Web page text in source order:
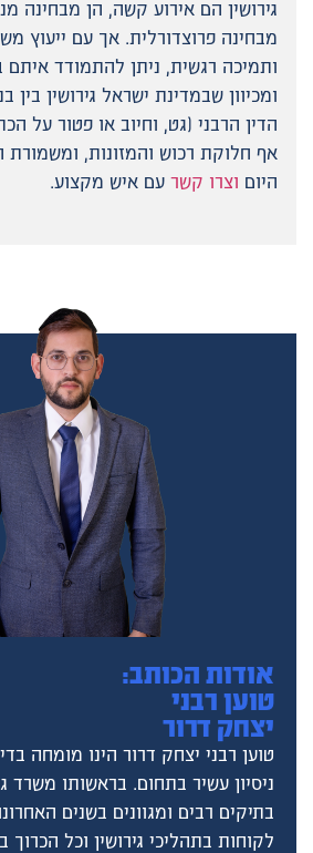
גירושין הם אירוע קשה, הן מבחינה
מבחינה פרוצדורלית. אך עם ייעוץ
ותמיכה רגשית, ניתן להתמודד איתם
ומכיוון שבמדינת ישראל גירושין בין
הדין הרבני (גט, וחיוב או פטור על
אף חלוקת רכוש והמזונות, ומשמורת
היום וצרו קשרעם איש מקצוע.
אודות הכותב:
טוען רבני
יצחק דרור
טוען רבני יצחק דרור הינו מומחה
ניסיון עשיר בתחום. בראשותו משרד
בתיקים רבים ומגוונים בשנים
לקוחות בתהליכי גירושין וכל